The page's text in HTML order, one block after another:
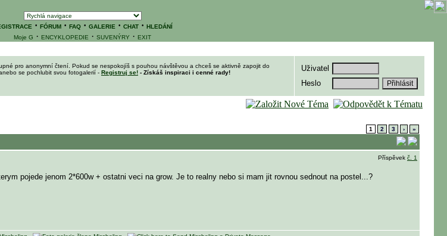
· FÓRUM· FAQ· GALERIE · CHAT· HLEDÁNÍ
Moje G · ENCYKLOPEDIE · SUVENÝRY · EXIT
pro anonymní čtení. Pokud se nespokojíš s pouhou návštěvou a chceš se aktivně zapojit do
se pochlubit svou fotogalerií - Registruj se! - Získáš inspiraci i cenné rady!
Uživatel
Heslo
1 2 3 ›
»
Příspěvek č. 1
pojede jenom 2*600w + ostatni veci na grow. Je to realny nebo si mam jit rovnou sednout na postel...?